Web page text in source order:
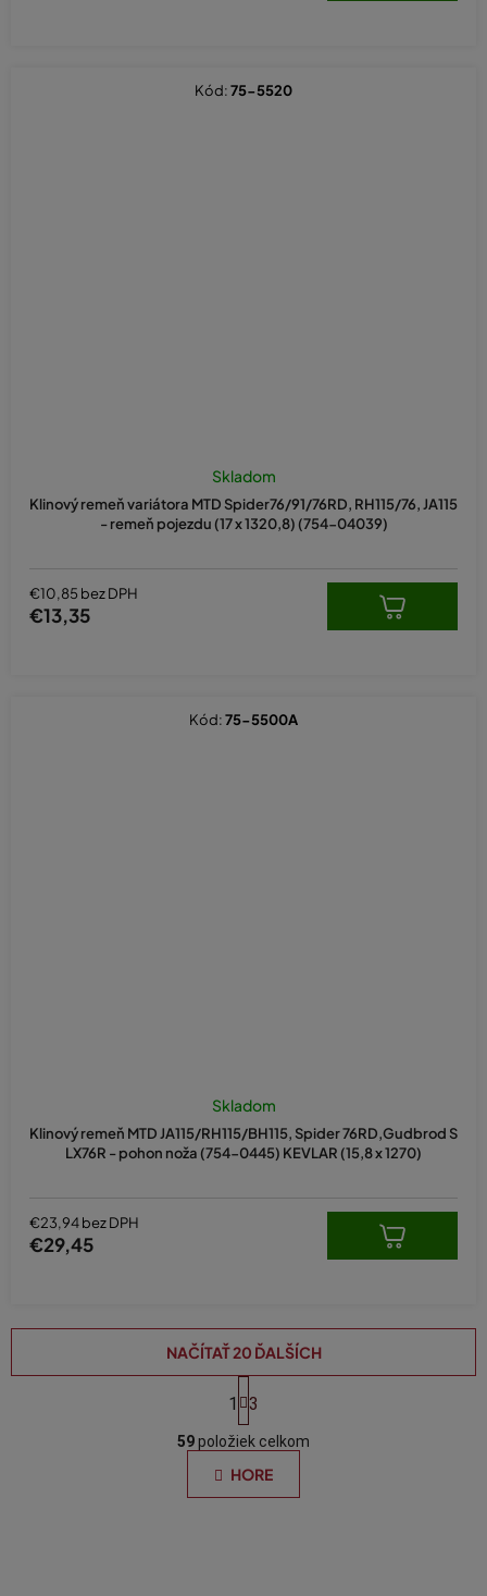
Klinový remeň variátora MTD Spider76/91/76RD, RH115/76, JA115
- remeň pojezdu (17 x 1320,8) (754-04039)
Skladom
€10,85 bez DPH
€13,35
Kód:75-5520
Klinový remeň MTD JA115/RH115/BH115, Spider 76RD,Gudbrod S
LX76R - pohon noža (754-0445) KEVLAR (15,8 x 1270)
Skladom
€23,94 bez DPH
€29,45
Kód:75-5500A
O
v
l
á
NAČÍTAŤ 20 ĎALŠÍCH
S
t
r
á
n
k
o
1 3
59položiek celkom
HORE